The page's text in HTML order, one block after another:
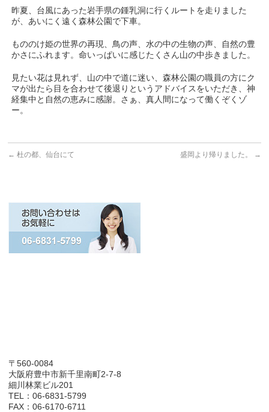
昨夏、台風にあった岩手県の鍾乳洞に行くルートを走りました
が、あいにく遠く森林公園で下車。
もののけ姫の世界の再現、鳥の声、水の中の生物の声、自然の豊
かさにふれます。命いっぱいに感じたくさん山の中歩きました。
見たい花は見れず、山の中で道に迷い、森林公園の職員の方にク
マが出たら目を合わせて後退りというアドバイスをいただき、神
経集中と自然の恵みに感謝。さぁ、真人間になって働くぞくゾ
ー。
← 杜の都、仙台にて 盛岡より帰りました。 →
〒560-0084
大阪府豊中市新千里南町2-7-8
細川林業ビル201
TEL：06-6831-5799
FAX：06-6170-6711